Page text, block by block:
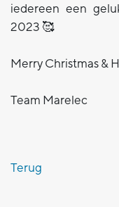
iedereen een
2023 🥰
Merry Christmas &
Team Marelec
Terug